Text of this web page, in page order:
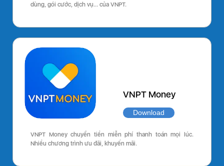
dùng, gói cước, dịch vụ… của VNPT.
VNPT Money
Download
VNPT Money chuyển tiền miễn phí thanh toán mọi lúc.
Nhiều chương trình ưu đãi, khuyến mãi.